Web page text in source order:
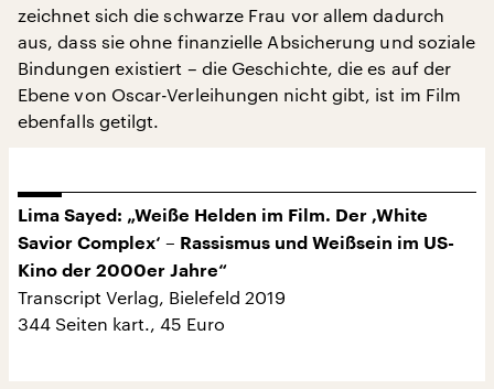
zeichnet sich die schwarze Frau vor allem dadurch
aus, dass sie ohne finanzielle Absicherung und soziale
Bindungen existiert – die Geschichte, die es auf der
Ebene von Oscar-Verleihungen nicht gibt, ist im Film
ebenfalls getilgt.
Lima Sayed: „Weiße Helden im Film. Der ,White
Savior Complex‘ – Rassismus und Weißsein im US-
Kino der 2000er Jahre“
Transcript Verlag, Bielefeld 2019
344 Seiten kart., 45 Euro